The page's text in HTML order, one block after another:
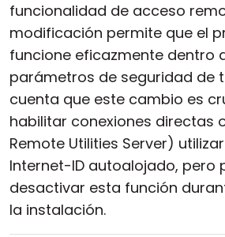
funcionalidad de acceso
modificación permite que el
funcione eficazmente dentro
parámetros de seguridad de
cuenta que este cambio es
habilitar conexiones directas
Remote Utilities Server)
Internet-ID autoalojado, pero
desactivar esta función
la instalación.